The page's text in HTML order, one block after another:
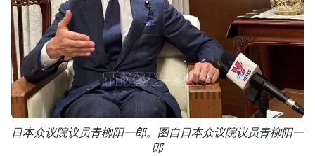
日本众议院议员青柳阳一郎。图自日本众议院议员青柳阳一
郎